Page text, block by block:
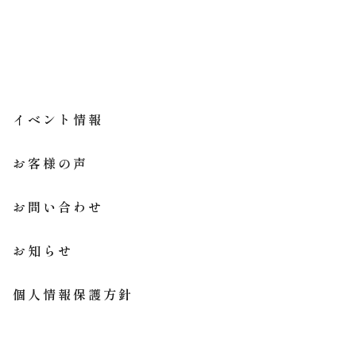
イベント情報
お客様の声
お問い合わせ
お知らせ
個人情報保護方針